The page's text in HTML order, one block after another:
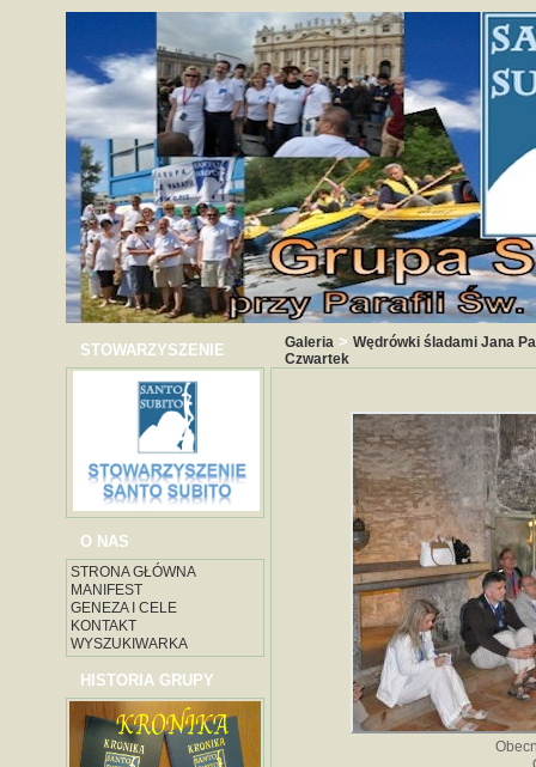
STOWARZYSZENIE
O NAS
STRONA GŁÓWNA
MANIFEST
GENEZA I CELE
KONTAKT
WYSZUKIWARKA
HISTORIA GRUPY
Galeria > Wędrówki śladami Jana
Czwartek